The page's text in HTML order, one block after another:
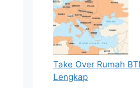
Take Over Rumah
Lengkap